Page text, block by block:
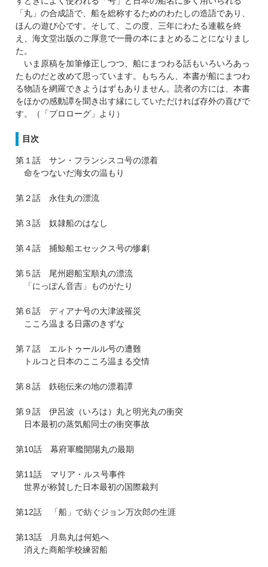
「丸」の合成語で、船を総称するためのわたしの造語であり、
ほんの遊び心です。そして、この度、三年にわたる連載を終
え、海文堂出版のご厚意で一冊の本にまとめることになりまし
た。
いま原稿を加筆修正しつつ、船にまつわる話もいろいろあっ
たものだと改めて思っています。もちろん、本書が船にまつわ
る物語を網羅できようはずもありません。読者の方には、本書
をほかの感動譚を聞き出す縁にしていただければ存外の喜びで
す。（「プロローグ」より）
目次
第１話 サン・フランシスコ号の漂着
命をつないだ海女の温もり
第２話 永住丸の漂流
第３話 奴隷船のはなし
第４話 捕鯨船エセックス号の惨劇
第５話 尾州廻船宝順丸の漂流
「にっぽん音吉」ものがたり
第６話 ディアナ号の大津波罹災
こころ温まる日露のきずな
第７話 エルトゥールル号の遭難
トルコと日本のこころ温まる交情
第８話 鉄砲伝来の地の漂着譚
第９話 伊呂波（いろは）丸と明光丸の衝突
日本最初の蒸気船同士の衝突事故
第10話 幕府軍艦開陽丸の最期
第11話 マリア・ルス号事件
世界が称賛した日本最初の国際裁判
第12話 「船」で紡ぐジョン万次郎の生涯
第13話 月島丸は何処へ
消えた商船学校練習船